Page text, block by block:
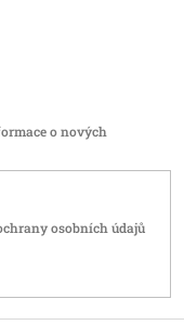
o nových
osobních údajů